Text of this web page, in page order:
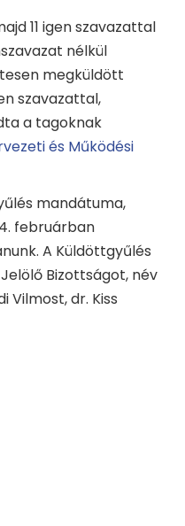
11 igen szavazattal
nélkül
megküldött
szavazattal,
a tagoknak
és Működési
mandátuma,
februárban
A Küldöttgyűlés
Bizottságot, név
Vilmost, dr. Kiss